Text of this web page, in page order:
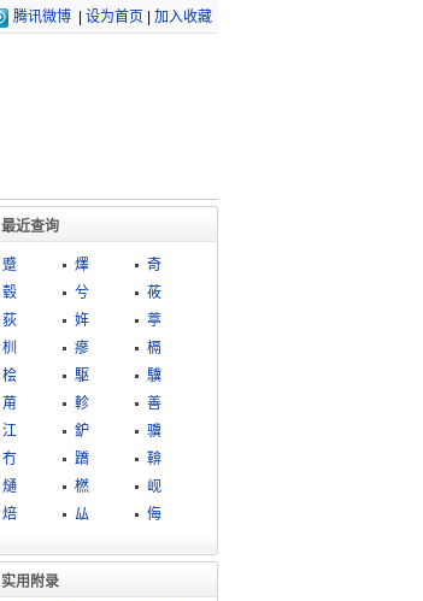
腾讯微博 设为首页 加入收藏
最近查询
蹙 燡
奇
毂
兮
莜
荻
姩
葶
杊
瘮
槅
桧
駆
驥
苚
軫
善
江
鈩
骥
冇
蹻
鞥
熥
橪
岘
焙
厸 侮
实用附录